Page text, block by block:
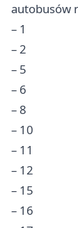
autobusów
– 1
– 2
– 5
– 6
– 8
– 10
– 11
– 12
– 15
– 16